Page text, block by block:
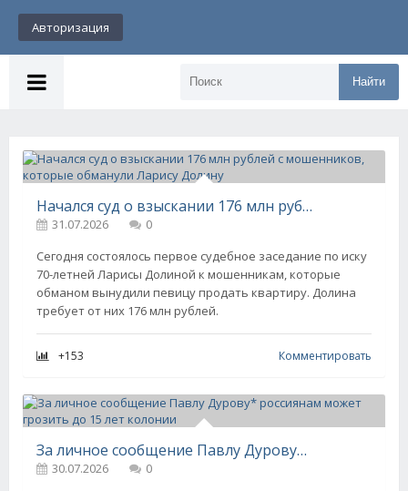
Авторизация
Найти
Начался суд о взыскании 176 млн рублей с мошенников, которые обманули Ларису Долину
31.07.2026
0
Сегодня состоялось первое судебное заседание по иску
70-летней Ларисы Долиной к мошенникам, которые
обманом вынудили певицу продать квартиру. Долина
требует от них 176 млн рублей.
+153 Комментировать
За личное сообщение Павлу Дурову* россиянам может грозить до 15 лет колонии
30.07.2026
0